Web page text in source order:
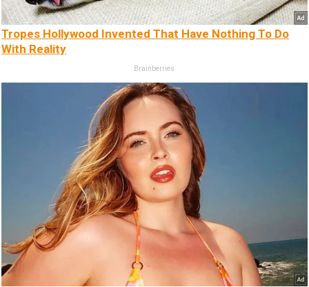
Tropes Hollywood Invented That Have Nothing To Do
With Reality
Brainberries